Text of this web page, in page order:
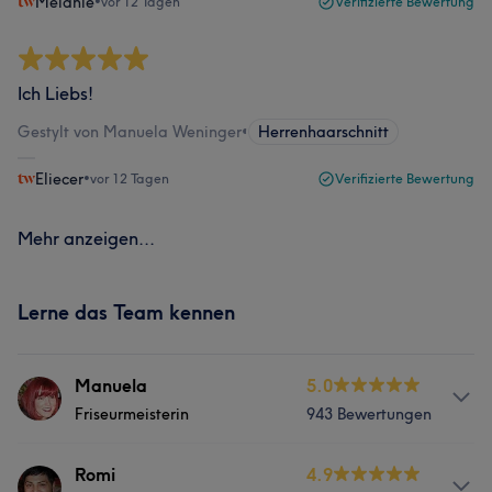
Ich Liebs!
Gestylt von Manuela Weninger• Herrenhaarschnitt
Eliecer•vor 12 Tagen Verifizierte Bewertung
Mehr anzeigen...
Lerne das Team kennen
Manuela
Friseurmeisterin
5.0
943 Bewertungen
ServicesRomi 4.9